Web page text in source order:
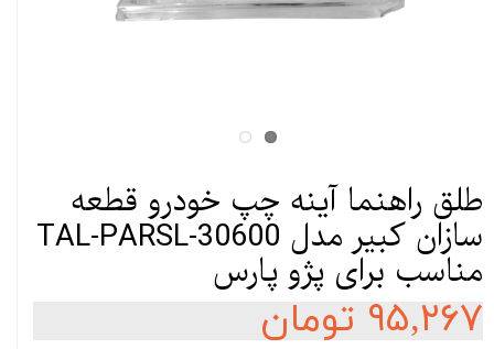
طلق راهنما آینه چپ خودرو قطعه
سازان کبیر مدل TAL-PARSL-30600
مناسب برای پژو پارس
۹۵,۲۶۷ تومان